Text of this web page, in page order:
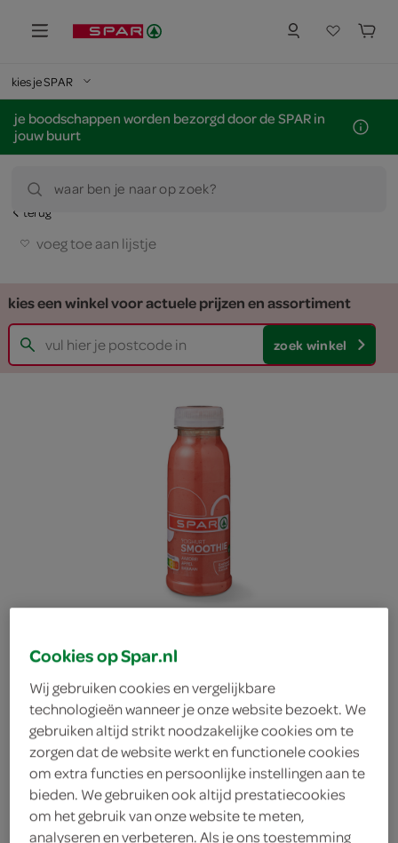
kies je SPAR
je boodschappen worden bezorgd door de SPAR in
jouw buurt
waar ben je naar op zoek?
terug
voeg toe aan lijstje
kies een winkel voor actuele prijzen en assortiment
zoek winkel
Spar smoothie yoghurt
aardbei
Spar
Cookies op Spar.nl
Wij gebruiken cookies en vergelijkbare
technologieën wanneer je onze website bezoekt. We
gebruiken altijd strikt noodzakelijke cookies om te
zorgen dat de website werkt en functionele cookies
om extra functies en persoonlijke instellingen aan te
bieden. We gebruiken ook altijd prestatiecookies
om het gebruik van onze website te meten,
analyseren en verbeteren. Als je ons toestemming